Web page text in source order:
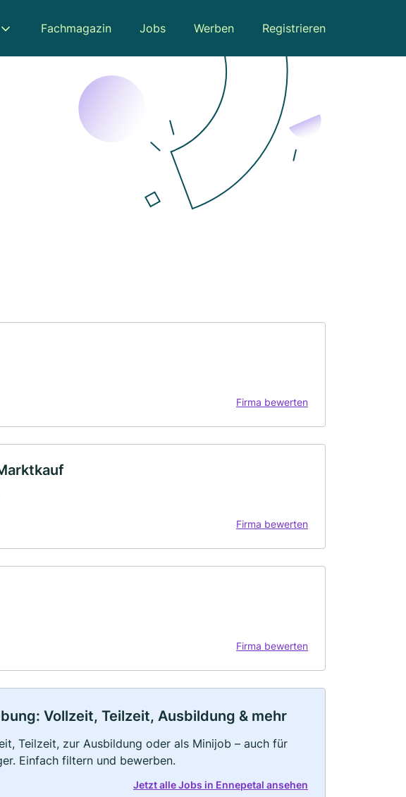
Fachmagazin Jobs Werben Registrieren
Firma bewerten
Firma bewerten
Firma bewerten
Vollzeit, Teilzeit, Ausbildung & mehr
Teilzeit, zur Ausbildung oder als Minijob – auch für
Einfach filtern und bewerben.
Jetzt alle Jobs in Ennepetal ansehen